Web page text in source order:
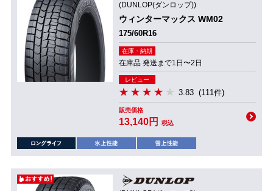
(DUNLOP(ダンロップ))
ウィンターマックス WM02
175/60R16
在庫・納期
在庫品 発送まで1日〜2日
レビュー
3.83 (111件)
販売価格
13,140円 税込